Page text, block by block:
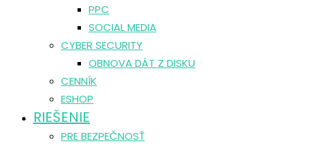
PPC
SOCIAL MEDIA
CYBER SECURITY
OBNOVA DÁT Z DISKU
CENNÍK
ESHOP
RIEŠENIE
PRE BEZPEČNOSŤ